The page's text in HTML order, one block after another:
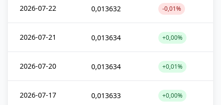
2026-07-22 0,013632 -0,01%
2026-07-21 0,013634 +0,00%
2026-07-20 0,013634 +0,01%
2026-07-17 0,013633 +0,00%